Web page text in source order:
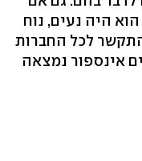
היה נעים, נוח
לכל החברות
אינספור נמצאה